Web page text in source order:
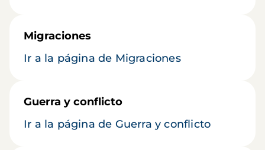
Migraciones
Ir a la página de Migraciones
Guerra y conflicto
Ir a la página de Guerra y conflicto